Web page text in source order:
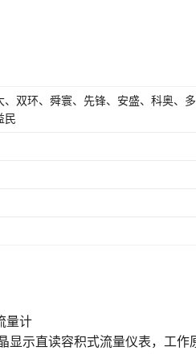
双环、舜寰、先锋、安盛、科奥、多
民